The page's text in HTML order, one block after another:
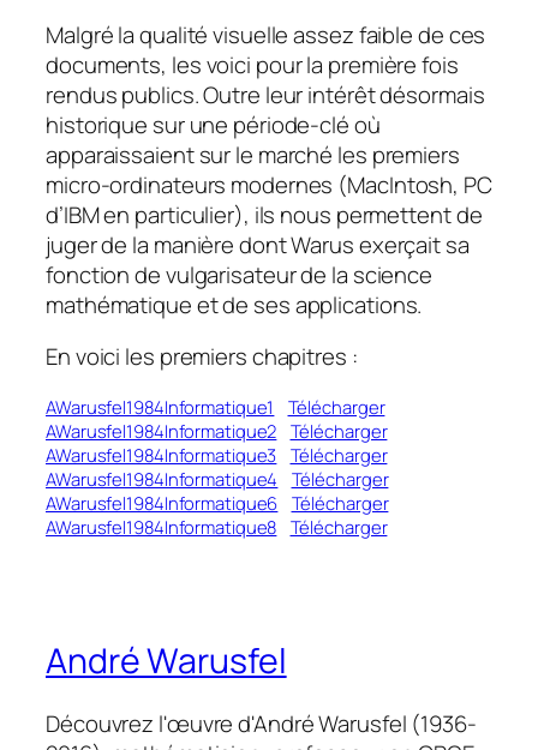
Malgré la qualité visuelle assez faible de ces
documents, les voici pour la première fois
rendus publics. Outre leur intérêt désormais
historique sur une période-clé où
apparaissaient sur le marché les premiers
micro-ordinateurs modernes (MacIntosh, PC
d’IBM en particulier), ils nous permettent de
juger de la manière dont Warus exerçait sa
fonction de vulgarisateur de la science
mathématique et de ses applications.
En voici les premiers chapitres :
AWarusfel1984Informatique1
Télécharger
AWarusfel1984Informatique2 Télécharger
AWarusfel1984Informatique3 Télécharger
AWarusfel1984Informatique4
Télécharger
AWarusfel1984Informatique6 Télécharger
AWarusfel1984Informatique8 Télécharger
André Warusfel
Découvrez l'œuvre d'André Warusfel (1936-